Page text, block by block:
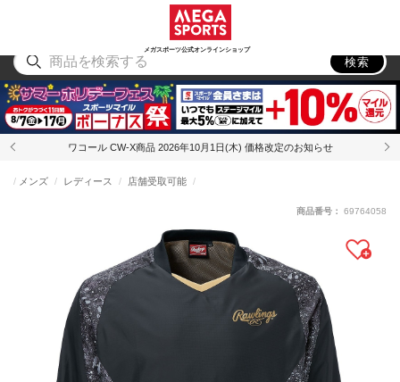
メガスポーツ公式オンラインショップ
アウトドア
検索
ワコール CW-X商品 2026年10月1日(木) 価格改定のお知らせ
メンズ レディース 店舗受取可能
商品番号： 69764058